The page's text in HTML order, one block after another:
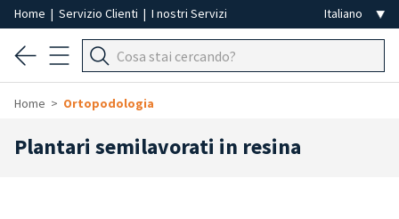
Home | Servizio Clienti | I nostri Servizi
Home Ortopodologia
Plantari semilavorati in resina